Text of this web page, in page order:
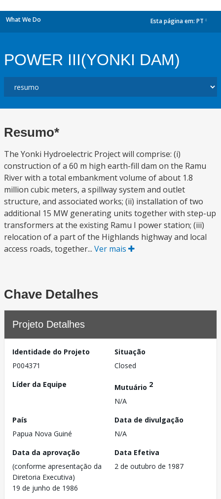
What We Do Esta página em: PT
POWER III(YONKI DAM)
Resumo*
The Yonki Hydroelectric Project will comprise: (i)
construction of a 60 m high earth-fill dam on the Ramu
River with a total embankment volume of about 1.8
million cubic meters, a spillway system and outlet
structure, and associated works; (ii) installation of two
additional 15 MW generating units together with step-up
transformers at the existing Ramu I power station; (iii)
relocation of a part of the Highlands highway and local
access roads, together... Ver mais
Chave Detalhes
Projeto Detalhes
Identidade do Projeto
P004371
Situação
Closed
Líder da Equipe
Mutuário 2
N/A
País
Papua Nova Guiné
Data de divulgação
N/A
Data da aprovação
(conforme apresentação da
Diretoria Executiva)
19 de junho de 1986
Data Efetiva
2 de outubro de 1987